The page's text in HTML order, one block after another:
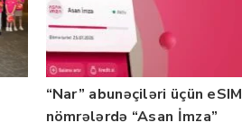
“Nar” abunəçiləri üçün eSIM
nömrələrdə “Asan İmza”